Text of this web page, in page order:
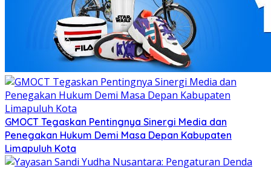
GMOCT Tegaskan Pentingnya Sinergi Media dan
Penegakan Hukum Demi Masa Depan Kabupaten
Limapuluh Kota